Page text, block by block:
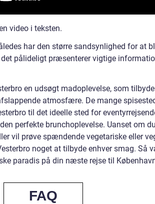
video i teksten.
har den større sandsynlighed for at
pålideligt præsenterer vigtige
en udsøgt madoplevelse, som
atmosfære. De mange
til det ideelle sted for
perfekte brunchoplevelse. Uanset om
vil prøve spændende vegetariske eller
noget at tilbyde enhver smag. Så
paradis på din næste rejse til
FAQ